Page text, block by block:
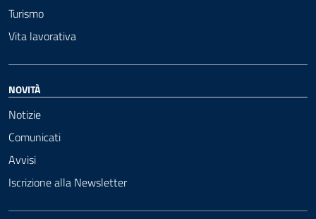
Turismo
Vita lavorativa
NOVITÀ
Notizie
Comunicati
Avvisi
Iscrizione alla Newsletter